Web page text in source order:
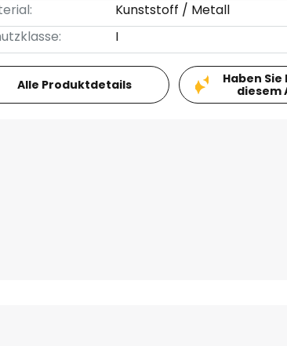
Kunststoff / Metall
I
Alle Produktdetails
Haben Sie
diesem